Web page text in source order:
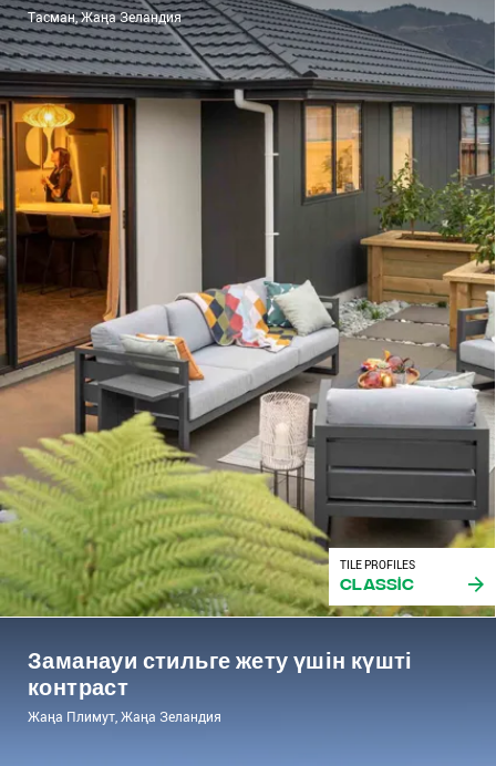
Тасман, Жаңа Зеландия
TILE PROFILES
Classic
Заманауи стильге жету үшін күшті
контраст
Жаңа Плимут, Жаңа Зеландия